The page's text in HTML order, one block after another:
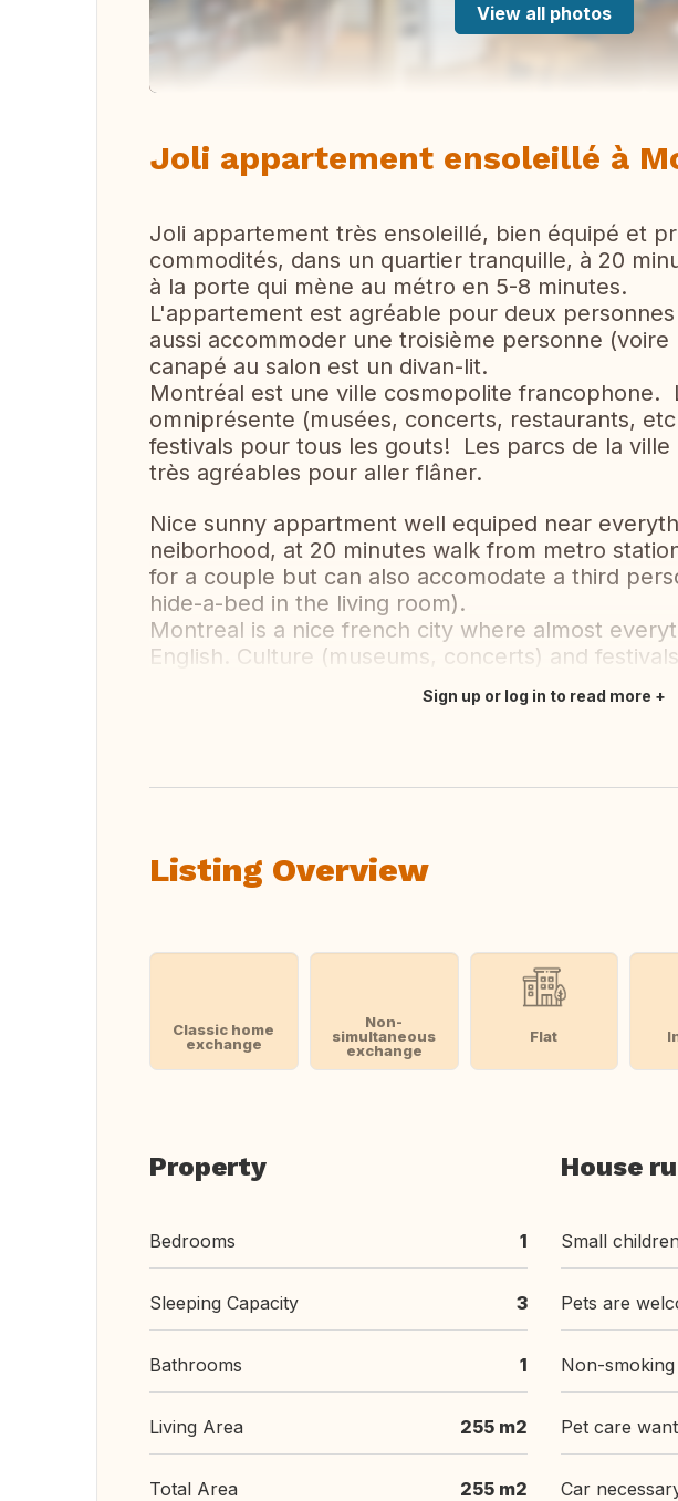
View all photos
Joli appartement ensoleillé à
Joli appartement très ensoleillé, bien équipé et
commodités, dans un quartier tranquille, à 20
à la porte qui mène au métro en 5-8 minutes.
L'appartement est agréable pour deux
aussi accommoder une troisième personne
canapé au salon est un divan-lit.
Montréal est une ville cosmopolite francophone.
omniprésente (musées, concerts, restaurants,
festivals pour tous les gouts! Les parcs de la
très agréables pour aller flâner.
Nice sunny appartment well equiped near
neiborhood, at 20 minutes walk from metro
for a couple but can also accomodate a third
hide-a-bed in the living room).
Montreal is a nice french city where almost
English. Culture (museums, concerts) and
Sign up or log in to read more
Listing Overview
Classic home
exchange
Non-
simultaneous
exchange
Flat
Property
Bedrooms 1
Sleeping Capacity 3
Bathrooms 1
Living Area 255 m2
Total Area 255 m2
House
Small
Pets are
Non-
Pet care
Car